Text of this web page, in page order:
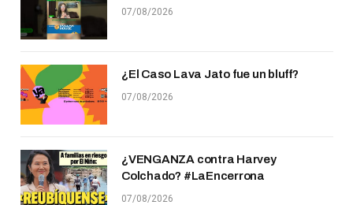
07/08/2026
¿El Caso Lava Jato fue un bluff?
07/08/2026
¿VENGANZA contra Harvey
Colchado? #LaEncerrona
07/08/2026